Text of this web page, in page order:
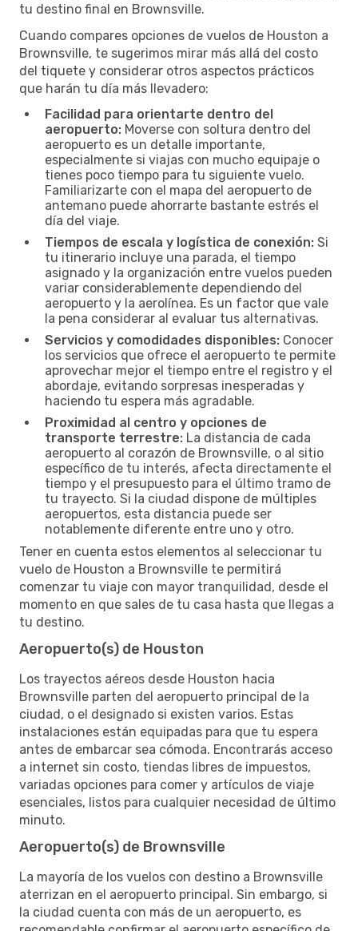
tu destino final en Brownsville.
Cuando compares opciones de vuelos de Houston a
Brownsville, te sugerimos mirar más allá del costo
del tiquete y considerar otros aspectos prácticos
que harán tu día más llevadero:
Facilidad para orientarte dentro del
aeropuerto: Moverse con soltura dentro del
aeropuerto es un detalle importante,
especialmente si viajas con mucho equipaje o
tienes poco tiempo para tu siguiente vuelo.
Familiarizarte con el mapa del aeropuerto de
antemano puede ahorrarte bastante estrés el
día del viaje.
Tiempos de escala y logística de conexión: Si
tu itinerario incluye una parada, el tiempo
asignado y la organización entre vuelos pueden
variar considerablemente dependiendo del
aeropuerto y la aerolínea. Es un factor que vale
la pena considerar al evaluar tus alternativas.
Servicios y comodidades disponibles: Conocer
los servicios que ofrece el aeropuerto te permite
aprovechar mejor el tiempo entre el registro y el
abordaje, evitando sorpresas inesperadas y
haciendo tu espera más agradable.
Proximidad al centro y opciones de
transporte terrestre: La distancia de cada
aeropuerto al corazón de Brownsville, o al sitio
específico de tu interés, afecta directamente el
tiempo y el presupuesto para el último tramo de
tu trayecto. Si la ciudad dispone de múltiples
aeropuertos, esta distancia puede ser
notablemente diferente entre uno y otro.
Tener en cuenta estos elementos al seleccionar tu
vuelo de Houston a Brownsville te permitirá
comenzar tu viaje con mayor tranquilidad, desde el
momento en que sales de tu casa hasta que llegas a
tu destino.
Aeropuerto(s) de Houston
Los trayectos aéreos desde Houston hacia
Brownsville parten del aeropuerto principal de la
ciudad, o el designado si existen varios. Estas
instalaciones están equipadas para que tu espera
antes de embarcar sea cómoda. Encontrarás acceso
a internet sin costo, tiendas libres de impuestos,
variadas opciones para comer y artículos de viaje
esenciales, listos para cualquier necesidad de último
minuto.
Aeropuerto(s) de Brownsville
La mayoría de los vuelos con destino a Brownsville
aterrizan en el aeropuerto principal. Sin embargo, si
la ciudad cuenta con más de un aeropuerto, es